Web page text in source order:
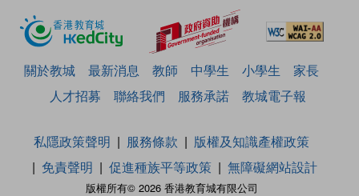
關於教城 最新消息 教師 中學生 小學生
家長
人才招募
聯絡我們 服務承諾 教城電子報
版權所有© 2026 香港教育城有限公司
私隱政策聲明 服務條款
版權及知識產權政策
免責聲明
促進種族平等政策 無障礙網站設計